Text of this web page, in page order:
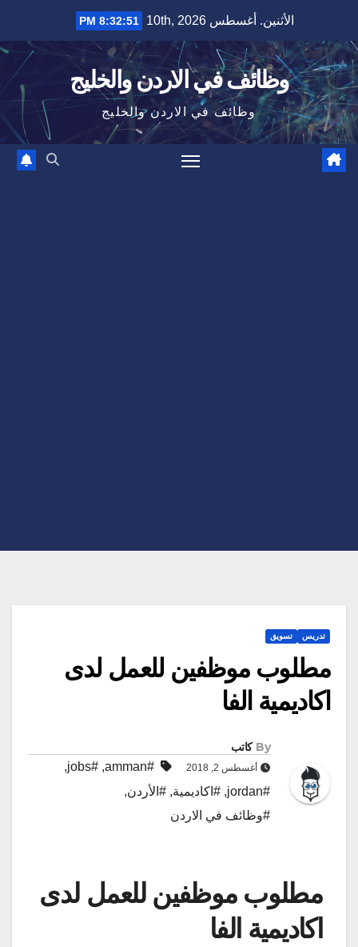
content
الأثنين. أغسطس 10th, 2026 8:32:52 PM
وظائف في الاردن والخليج
وظائف في الاردن والخليج
تدريس تسويق
مطلوب موظفين للعمل لدى
اكاديمية الفا
By كاتب
أغسطس 2, 2018 #amman
,
#jobs
,
#jordan
, #اكاديمية, #الأردن,
#وظائف في الاردن
مطلوب موظفين للعمل لدى
اكاديمية الفا